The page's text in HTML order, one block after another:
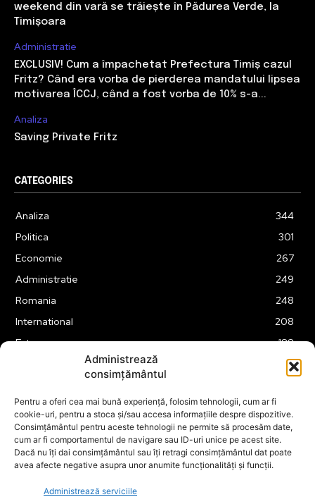
Administrează
consimțământul
Pentru a oferi cea mai bună experiență, folosim tehnologii, cum ar fi
cookie-uri, pentru a stoca și/sau accesa informațiile despre dispozitive.
Consimțământul pentru aceste tehnologii ne permite să procesăm date,
cum ar fi comportamentul de navigare sau ID-uri unice pe acest site.
Dacă nu îți dai consimțământul sau îți retragi consimțământul dat poate
avea afecte negative asupra unor anumite funcționalități și funcții.
Administrează serviciile
weekend din vară se trăiește în Pădurea Verde, la
Timișoara
Administratie
EXCLUSIV! Cum a împachetat Prefectura Timiș cazul
Fritz? Când era vorba de pierderea mandatului lipsea
motivarea ÎCCJ, când a fost vorba de 10% s-a...
Analiza
Saving Private Fritz
CATEGORIES
Analiza
344
Politica
301
Economie
267
Administratie
249
Romania
248
International
208
Externe
188
175
Tehnologie
Financiar
160
ABUZURI
158
Social
Educatie